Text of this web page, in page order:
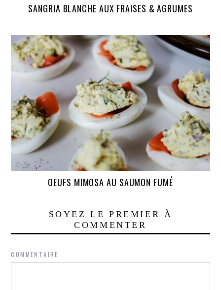
SANGRIA BLANCHE AUX FRAISES & AGRUMES
OEUFS MIMOSA AU SAUMON FUMÉ
SOYEZ LE PREMIER À
COMMENTER
COMMENTAIRE